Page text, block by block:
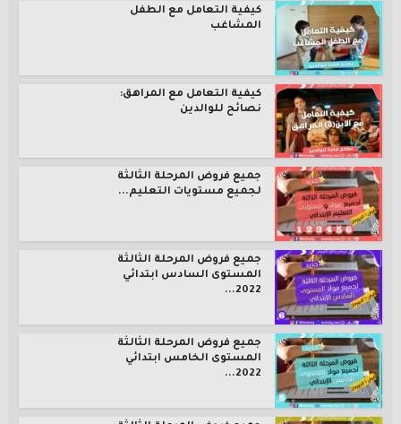
كيفية التعامل مع الطفل
المشاغب
كيفية التعامل مع المراهق:
نصائح للوالدين
جميع فروض المرحلة الثالثة
لجميع مستويات التعليم...
جميع فروض المرحلة الثالثة
المستوى السادس ابتدائي
2022...
جميع فروض المرحلة الثالثة
المستوى الخامس ابتدائي
2022...